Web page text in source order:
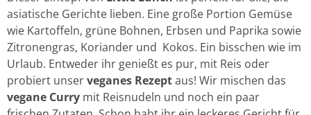
asiatische Gerichte lieben. Eine große Portion Gemüse
wie Kartoffeln, grüne Bohnen, Erbsen und Paprika sowie
Zitronengras, Koriander und Kokos. Ein bisschen wie im
Urlaub. Entweder ihr genießt es pur, mit Reis oder
probiert unserveganes Rezeptaus! Wir mischen das
vegane Curry mit Reisnudeln und noch ein paar